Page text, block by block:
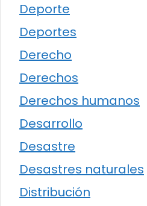
Deporte
Deportes
Derecho
Derechos
Derechos humanos
Desarrollo
Desastre
Desastres naturales
Distribución